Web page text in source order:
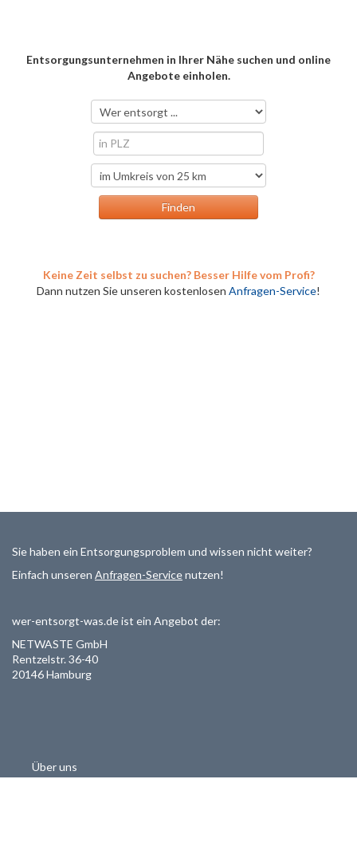
Entsorgungsunternehmen in Ihrer Nähe suchen und online
Angebote einholen.
Keine Zeit selbst zu suchen? Besser Hilfe vom Profi?
Dann nutzen Sie unseren kostenlosen Anfragen-Service!
Sie haben ein Entsorgungsproblem und wissen nicht weiter?
Einfach unseren Anfragen-Servicenutzen!
wer-entsorgt-was.de ist ein Angebot der:
NETWASTE GmbH
Rentzelstr. 36-40
20146 Hamburg
Über uns